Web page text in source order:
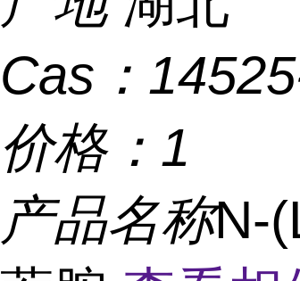
Cas：
价格： 1
产品名称N-